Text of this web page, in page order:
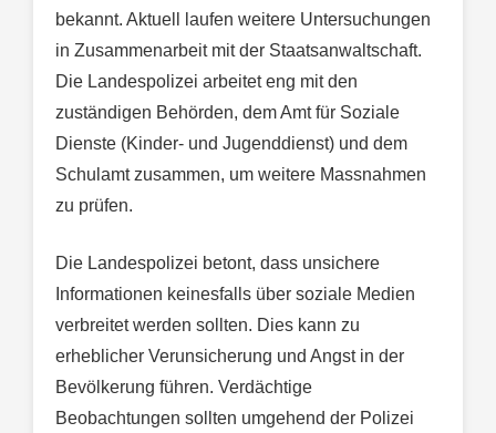
bekannt. Aktuell laufen weitere Untersuchungen
in Zusammenarbeit mit der Staatsanwaltschaft.
Die Landespolizei arbeitet eng mit den
zuständigen Behörden, dem Amt für Soziale
Dienste (Kinder- und Jugenddienst) und dem
Schulamt zusammen, um weitere Massnahmen
zu prüfen.
Die Landespolizei betont, dass unsichere
Informationen keinesfalls über soziale Medien
verbreitet werden sollten. Dies kann zu
erheblicher Verunsicherung und Angst in der
Bevölkerung führen. Verdächtige
Beobachtungen sollten umgehend der Polizei